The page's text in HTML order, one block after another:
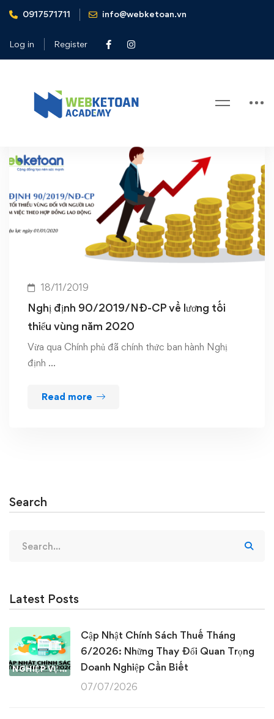
0917571711 info@webketoan.vn
Log in Register
Home lương tối thiểu vùng 2020
Tag: lương tối thiểu vùng 2020
18/11/2019
Nghị định 90/2019/NĐ-CP về lương tối
thiểu vùng năm 2020
Vừa qua Chính phủ đã chính thức ban hành Nghị
định …
Read more
Search
for:
Latest Posts
NGHIỆP VỤ KẾ TOÁN & THUẾ
Cập Nhật Chính Sách Thuế Tháng
6/2026: Những Thay Đổi Quan Trọng
Doanh Nghiệp Cần Biết
07/07/2026